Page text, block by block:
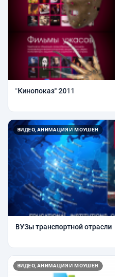
"Кинопоказ" 2011
ВИДЕО, АНИМАЦИЯ И МОУШЕН
ВУЗы транспортной отрасли
ВИДЕО, АНИМАЦИЯ И МОУШЕН